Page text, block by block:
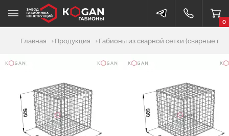
0
Добавлено в корзину
Главная Продукция Габионы из сварной сетки (сварные